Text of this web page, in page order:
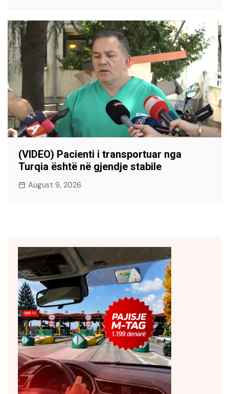
(VIDEO) Pacienti i transportuar nga
Turqia është në gjendje stabile
August 9, 2026